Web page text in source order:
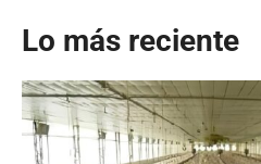
Lo más reciente